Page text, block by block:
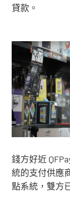
貸款。
錢方好近
統的支付供應
點系統，雙方